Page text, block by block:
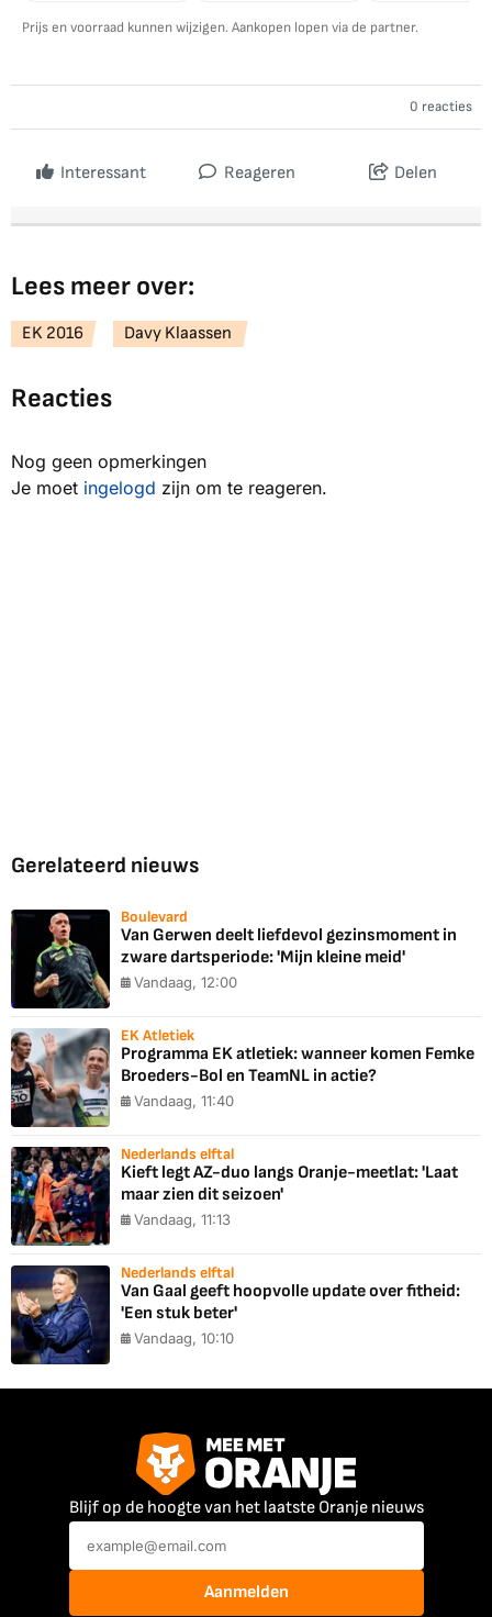
Prijs en voorraad kunnen wijzigen. Aankopen lopen via de partner.
0 reacties
Interessant Reageren Delen
Lees meer over:
EK 2016 Davy Klaassen
Reacties
Nog geen opmerkingen
Je moet ingelogd zijn om te reageren.
Gerelateerd nieuws
Boulevard
Van Gerwen deelt liefdevol gezinsmoment in
zware dartsperiode: 'Mijn kleine meid'
Vandaag, 12:00
EK Atletiek
Programma EK atletiek: wanneer komen Femke
Broeders-Bol en TeamNL in actie?
Vandaag, 11:40
Nederlands elftal
Kieft legt AZ-duo langs Oranje-meetlat: 'Laat
maar zien dit seizoen'
Vandaag, 11:13
Nederlands elftal
Van Gaal geeft hoopvolle update over fitheid:
'Een stuk beter'
Vandaag, 10:10
Blijf op de hoogte van het laatste Oranje nieuws
Aanmelden